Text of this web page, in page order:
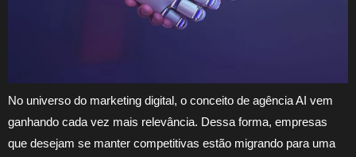
No universo do marketing digital, o conceito de agência AI vem
ganhando cada vez mais relevância. Dessa forma, empresas
que desejam se manter competitivas estão migrando para uma